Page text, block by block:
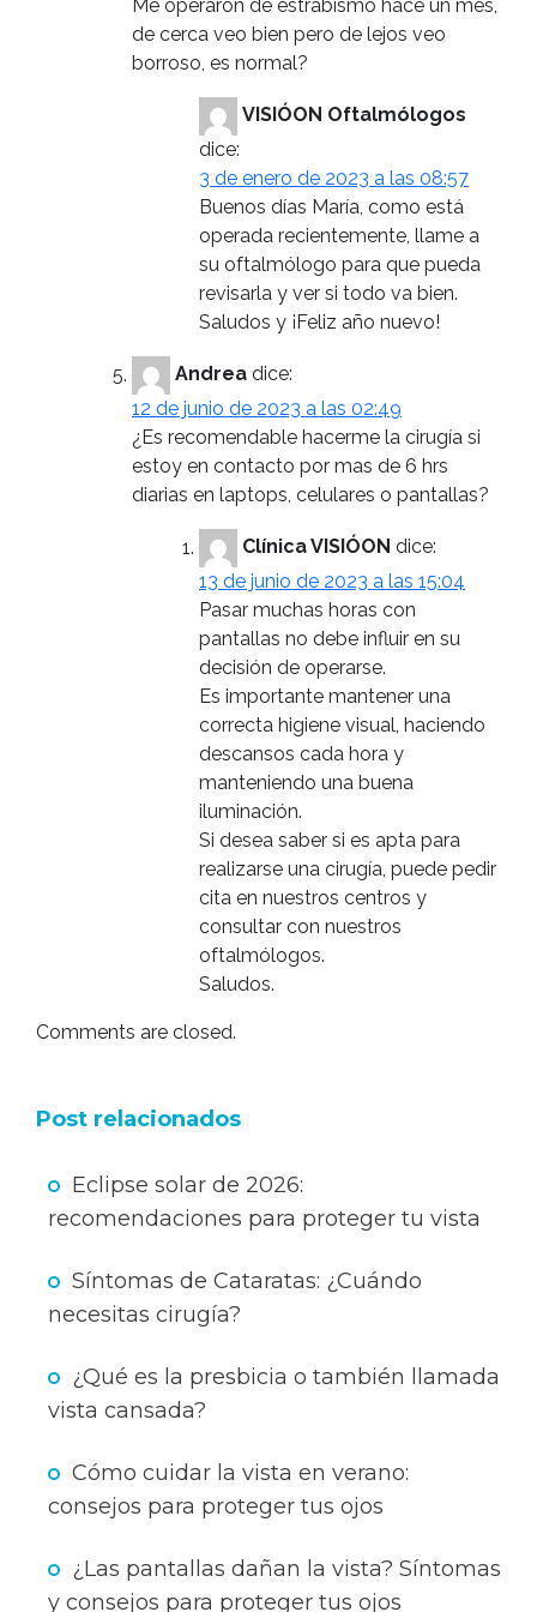
Me operaron de estrabismo hace un mes,
de cerca veo bien pero de lejos veo
borroso, es normal?
VISIÓON Oftalmólogos
dice:
3 de enero de 2023 a las 08:57
Buenos días María, como está
operada recientemente, llame a
su oftalmólogo para que pueda
revisarla y ver si todo va bien.
Saludos y ¡Feliz año nuevo!
Andrea dice:
12 de junio de 2023 a las 02:49
¿Es recomendable hacerme la cirugía si
estoy en contacto por mas de 6 hrs
diarias en laptops, celulares o pantallas?
Clínica VISIÓON dice:
13 de junio de 2023 a las 15:04
Pasar muchas horas con
pantallas no debe influir en su
decisión de operarse.
Es importante mantener una
correcta higiene visual, haciendo
descansos cada hora y
manteniendo una buena
iluminación.
Si desea saber si es apta para
realizarse una cirugía, puede pedir
cita en nuestros centros y
consultar con nuestros
oftalmólogos.
Saludos.
Comments are closed.
Post relacionados
Eclipse solar de 2026:
recomendaciones para proteger tu vista
Síntomas de Cataratas: ¿Cuándo
necesitas cirugía?
¿Qué es la presbicia o también llamada
vista cansada?
Cómo cuidar la vista en verano:
consejos para proteger tus ojos
¿Las pantallas dañan la vista? Síntomas
y consejos para proteger tus ojos